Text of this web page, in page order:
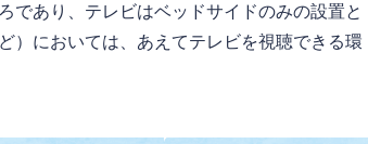
であり、テレビはベッドサイドのみの設置と
）においては、あえてテレビを視聴できる環